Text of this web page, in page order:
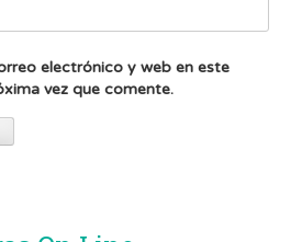
electrónico y web en este
vez que comente.